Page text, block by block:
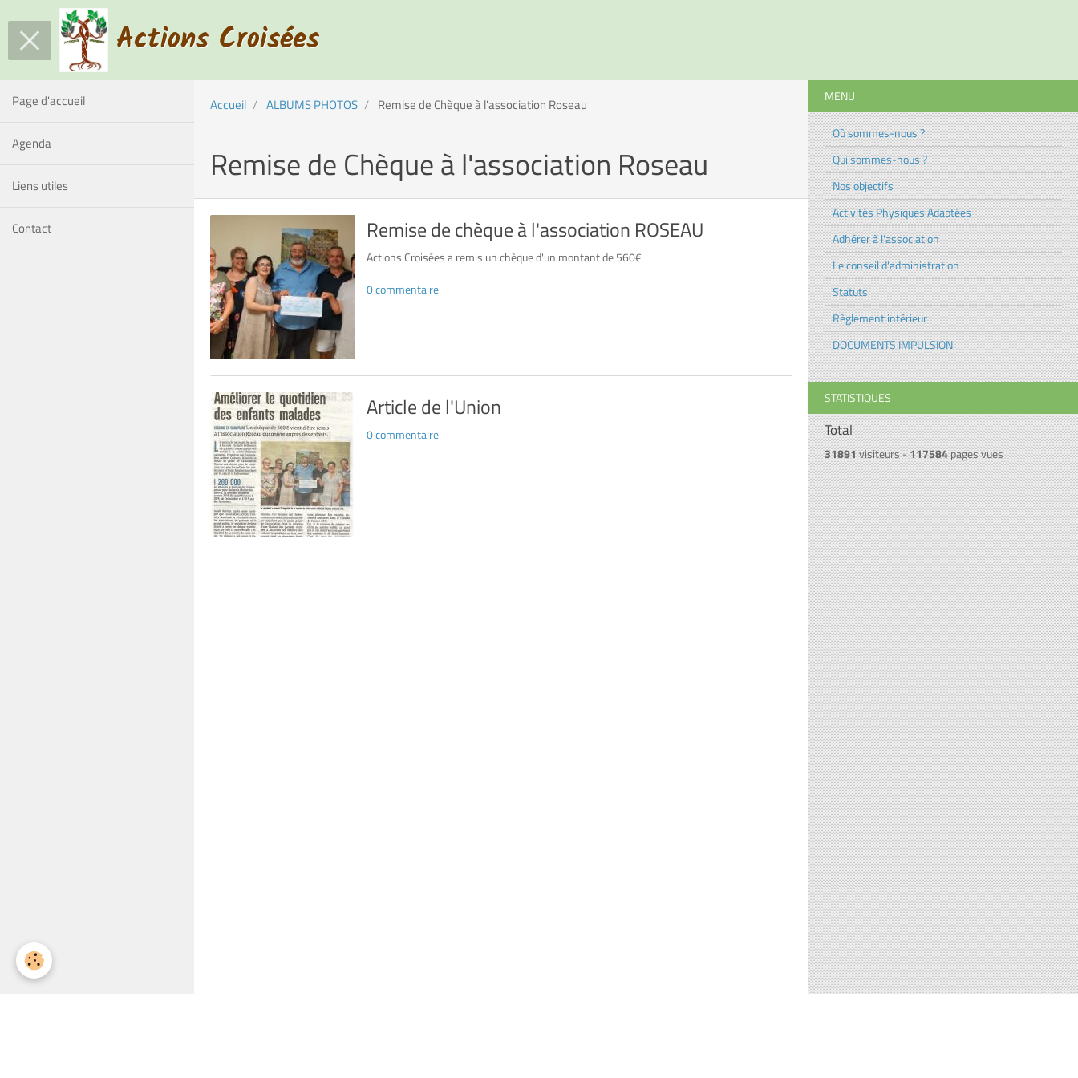
Actions Croisées
Page d'accueil
Agenda
Liens utiles
Contact
Accueil ALBUMS PHOTOS Remise de Chèque à l'association Roseau
Remise de Chèque à l'association Roseau
Remise de chèque à l'association ROSEAU
Actions Croisées a remis un chèque d'un montant de 560€
0 commentaire
Article de l'Union
0 commentaire
MENU
Où sommes-nous ?
Qui sommes-nous ?
Nos objectifs
Activités Physiques Adaptées
Adhérer à l'association
Le conseil d'administration
Statuts
Règlement intérieur
DOCUMENTS IMPULSION
STATISTIQUES
Total
31891visiteurs -117584pages vues